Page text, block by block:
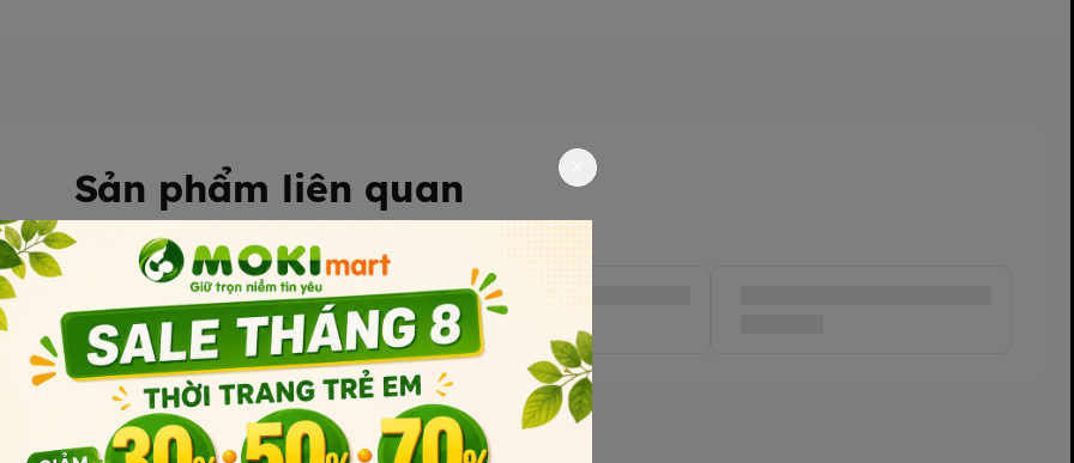
khát vọng phải nỗ lực hơn
Nghiên cứu Dinh dưỡng
khoa học và chuyên gia dinh
Viện sẽ nghiên cứu
giúp đáp ứng nhu cầu và thể
Sản phẩm liên quan